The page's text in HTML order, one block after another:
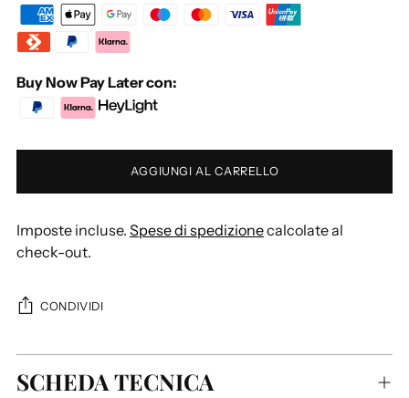
Buy Now Pay Later con:
AGGIUNGI AL CARRELLO
Imposte incluse. Spese di spedizionecalcolate al
check-out.
CONDIVIDI
SCHEDA TECNICA